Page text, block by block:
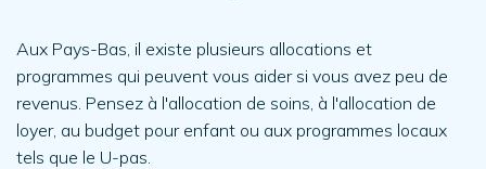
Aux Pays-Bas, il existe plusieurs allocations et
programmes qui peuvent vous aider si vous avez peu de
revenus. Pensez à l'allocation de soins, à l'allocation de
loyer, au budget pour enfant ou aux programmes locaux
tels que le U-pas.